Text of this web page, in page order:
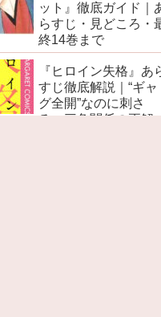
ット』徹底ガイド｜
らすじ・見どころ・
終14巻まで
『ヒロイン失格』あ
すじ徹底解説｜“ギャ
グ全開”なのに刺さ
る、三角関係の正解